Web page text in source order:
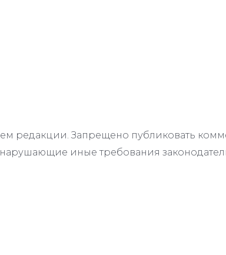
редакции. Запрещено публиковать
иные требования